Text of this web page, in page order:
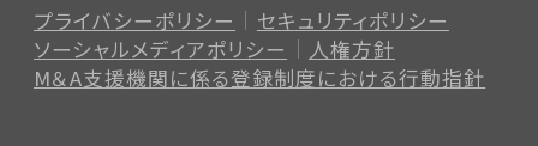
プライバシーポリシー
セキュリティポリシー
ソーシャルメディアポリシー
人権方針
M＆A支援機関に係る登録制度における行動指針